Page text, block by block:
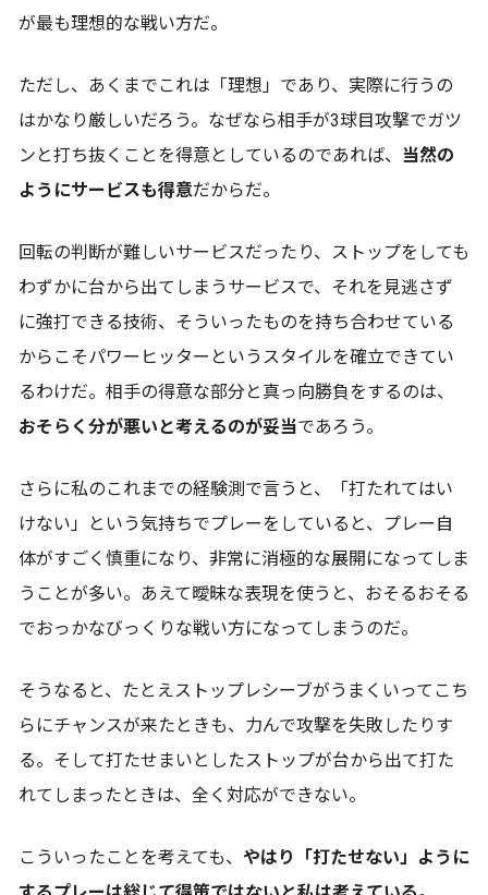
が最も理想的な戦い方だ。
ただし、あくまでこれは「理想」であり、実際に行うの
はかなり厳しいだろう。なぜなら相手が3球目攻撃でガツ
ンと打ち抜くことを得意としているのであれば、 当然の
ようにサービスも得意だからだ。
回転の判断が難しいサービスだったり、ストップをしても
わずかに台から出てしまうサービスで、それを見逃さず
に強打できる技術、そういったものを持ち合わせている
からこそパワーヒッターというスタイルを確立できてい
るわけだ。相手の得意な部分と真っ向勝負をするのは、
おそらく分が悪いと考えるのが妥当であろう。
さらに私のこれまでの経験測で言うと、「打たれてはい
けない」という気持ちでプレーをしていると、プレー自
体がすごく慎重になり、非常に消極的な展開になってしま
うことが多い。あえて曖昧な表現を使うと、おそるおそる
でおっかなびっくりな戦い方になってしまうのだ。
そうなると、たとえストップレシーブがうまくいってこち
らにチャンスが来たときも、力んで攻撃を失敗したりす
る。そして打たせまいとしたストップが台から出て打た
れてしまったときは、全く対応ができない。
こういったことを考えても、 やはり「打たせない」ように